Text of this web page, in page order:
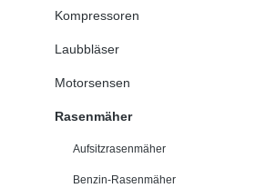
Kompressoren
Laubbläser
Motorsensen
Rasenmäher
Aufsitzrasenmäher
Benzin-Rasenmäher